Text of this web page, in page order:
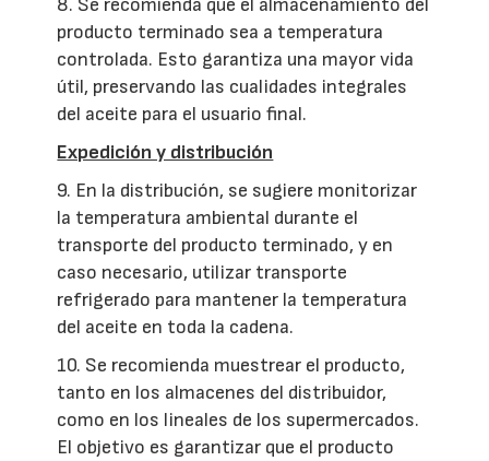
8. Se recomienda que el almacenamiento del
producto terminado sea a temperatura
controlada. Esto garantiza una mayor vida
útil, preservando las cualidades integrales
del aceite para el usuario final.
Expedición y distribución
9. En la distribución, se sugiere monitorizar
la temperatura ambiental durante el
transporte del producto terminado, y en
caso necesario, utilizar transporte
refrigerado para mantener la temperatura
del aceite en toda la cadena.
10. Se recomienda muestrear el producto,
tanto en los almacenes del distribuidor,
como en los lineales de los supermercados.
El objetivo es garantizar que el producto